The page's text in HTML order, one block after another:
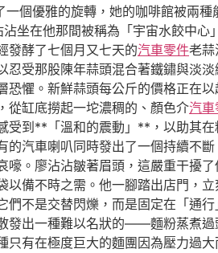
一個優雅的旋轉，她的咖啡館被兩
坐在他那間被稱為「宇宙水餃中心
發酵了七個月又七天的汽車零件老蒜
受那股陳年蒜頭混合著鐵鏽與淡
懼。新鮮蒜頭每公斤的價格正在
從缸底撈起一坨濃稠的、顏色介汽車
到**「溫和的震動」**，以助其
的汽車喇叭同時發出了一個持續
。廖沾沾皺著眉頭，這嚴重干擾
備不時之需。他一腳踏出店門，
不是交替閃爍，而是固定在「通
發出一種難以名狀的——麵粉蒸煮過
有在極度巨大的麵團因為壓力過